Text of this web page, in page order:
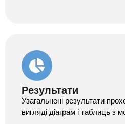
Результати
Узагальнені результати
вигляді діаграм і таблиць з